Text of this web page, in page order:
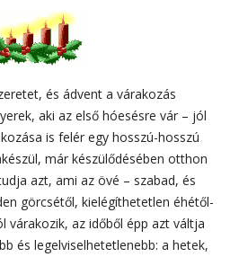
és ádvent a várakozás
aki az első hóesésre vár – jól
is felér egy hosszú-hosszú
már készülődésében otthon
azt, ami az övé – szabad, és
görcsétől, kielégíthetetlen éhétől-
várakozik, az időből épp azt váltja
és legelviselhetetlenebb: a hetek,